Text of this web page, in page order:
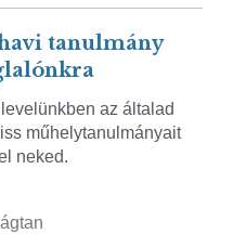
tanulmány
az általad
műhelytanulmányait
neked.